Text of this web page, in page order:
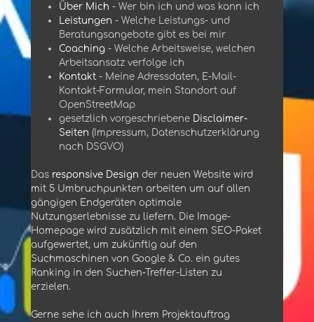
Über Mich - Wer bin ich und was kann ich
Leistungen - Welche Leistungs- und
Beratungsangebote gibt es bei mir
Coaching - Welche Arbeitsweise, welchen
Arbeitsansatz verfolge ich
Kontakt - Meine Adressdaten, E-Mail-
Kontakt-Formular, mein Standort auf
OpenStreetMap
gesetzlich vorgeschriebene Disclaimer-
Seiten (Impressum, Datenschutzerklärung
nach DSGVO)
Das responsive Design der neuen Website wird
mit 5 Umbruchpunkten arbeiten um auf allen
gängigen Endgeräten optimale
Nutzungserlebnisse zu liefern. Die Image-
Homepage wird zusätzlich mit einem SEO-Paket
aufgewertet, um zukünftig auf den
Suchmaschinen von Google & Co. ein gutes
Ranking in den Suchen-Treffer-Listen zu
erzielen.
Gerne sehe ich auch Ihrem Projektauftrag